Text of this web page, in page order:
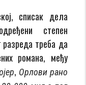
списак дела
степен
разреда треба да
романа, међу
, Орлови рано